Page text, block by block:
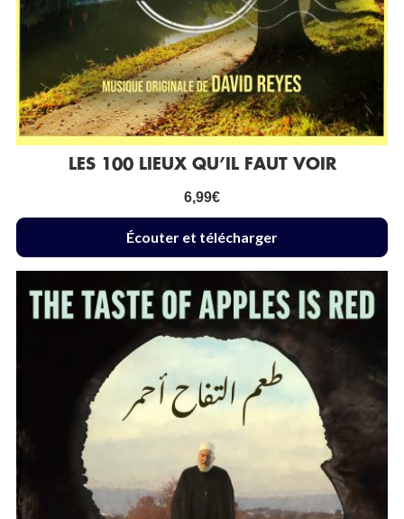
LES 100 LIEUX QU’IL FAUT VOIR
6,99€
Écouter et télécharger